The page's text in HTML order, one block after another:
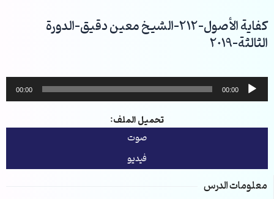
إلى
المحتوى
كفاية الأصول-212-الشيخ معين دقيق-الدورة
الثالثة-2019
مشغل
الصوت
00:00
00:00
تحميل الملف:
صوت
فيديو
معلومات الدرس